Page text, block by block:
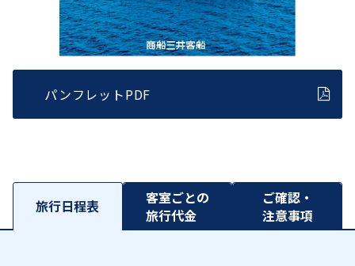
パンフレットPDF
旅行日程表
客室ごとの
旅行代金
ご確認・
注意事項